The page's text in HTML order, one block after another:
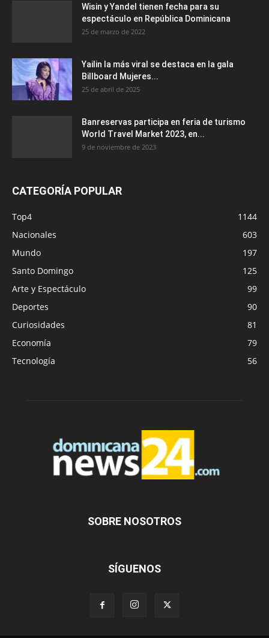
Wisin y Yandel tienen fecha para su
espectáculo en República Dominicana
25 de marzo de 2022
Yailin la más viral se destaca en la gala
Billboard Mujeres...
25 de abril de 2025
Banreservas participa en feria de turismo
World Travel Market 2023, en...
9 de noviembre de 2023
CATEGORÍA POPULAR
Top4
1144
Nacionales
603
Mundo
197
Santo Domingo
125
Arte y Espectáculo
99
Deportes
90
Curiosidades
81
Economía
79
Tecnología
56
SOBRE NOSOTROS
SÍGUENOS